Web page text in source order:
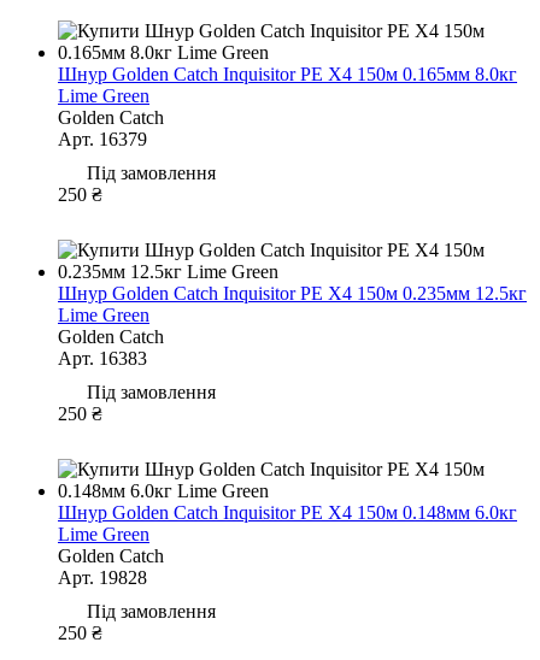
Шнур Golden Catch Inquisitor PE X4 150м 0.165мм 8.0кг
Lime Green
Golden Catch
Арт. 16379
Під замовлення
250 ₴
Шнур Golden Catch Inquisitor PE X4 150м 0.235мм 12.5кг
Lime Green
Golden Catch
Арт. 16383
Під замовлення
250 ₴
Шнур Golden Catch Inquisitor PE X4 150м 0.148мм 6.0кг
Lime Green
Golden Catch
Арт. 19828
Під замовлення
250 ₴